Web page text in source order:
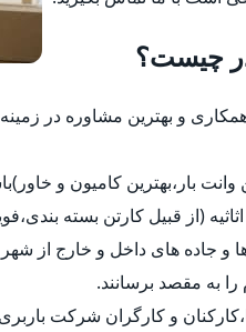
چیست؟
و بهترین مشاوره در زمینه
بار،بهترین کامیون و
(از قبیل کارتن بسته
جاده های داخل و خارج از شهر
به مقصد برسانند.
و کارگران شرکت